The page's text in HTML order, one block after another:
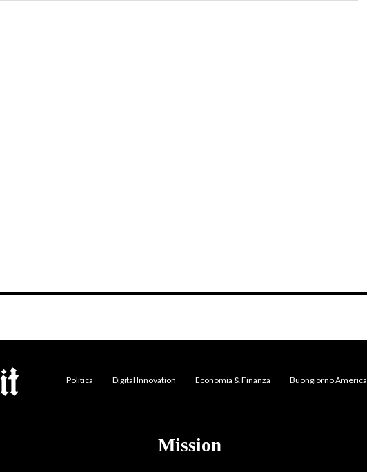
Politica Digital Innovation Economia & Finanza Buongiorno America
Mission